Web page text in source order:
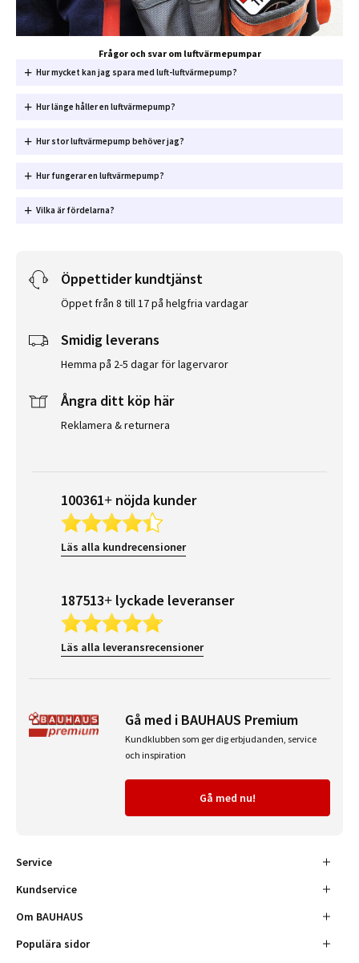
Frågor och svar om luftvärmepumpar
Hur mycket kan jag spara med luft-luftvärmepump?
Hur länge håller en luftvärmepump?
Hur stor luftvärmepump behöver jag?
Hur fungerar en luftvärmepump?
Vilka är fördelarna?
Öppettider kundtjänst
Öppet från 8 till 17 på helgfria vardagar
Smidig leverans
Hemma på 2-5 dagar för lagervaror
Ångra ditt köp här
Reklamera & returnera
100361+ nöjda kunder
Läs alla kundrecensioner
187513+ lyckade leveranser
Läs alla leveransrecensioner
Gå med i BAUHAUS Premium
Kundklubben som ger dig erbjudanden, service
och inspiration
Gå med nu!
Service
Kundservice
Om BAUHAUS
Populära sidor